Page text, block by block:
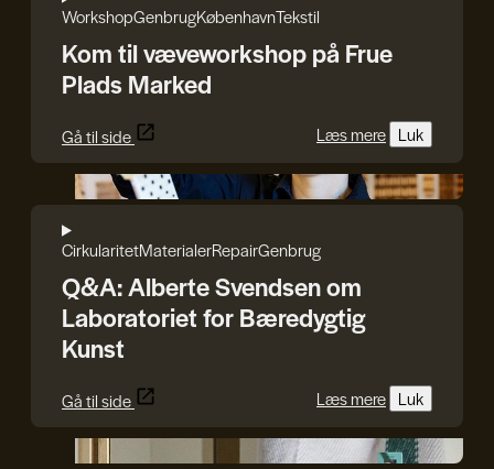
WorkshopGenbrugKøbenhavnTekstil
Kom til væveworkshop på Frue
Plads Marked
Gå til side Læs mere Luk
Søren Svendsen
CirkularitetMaterialerRepairGenbrug
Q&A: Alberte Svendsen om
Laboratoriet for Bæredygtig
Kunst
Gå til side Læs mere Luk
Line Rothmann